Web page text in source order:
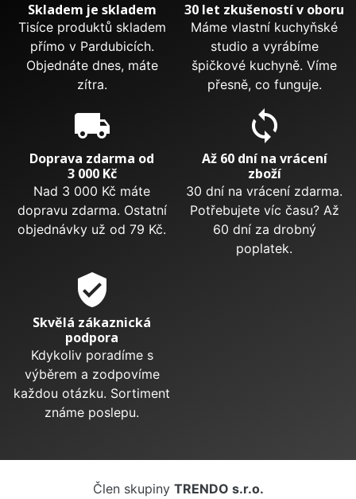
Skladem je skladem
Tisíce produktů skladem
přímo v Pardubicích.
Objednáte dnes, máte
zítra.
30 let zkušeností v oboru
Máme vlastní kuchyňské
studio a vyrábíme
špičkové kuchyně. Víme
přesně, co funguje.
local_shipping
Doprava zdarma od
3 000 Kč
Nad 3 000 Kč máte
dopravu zdarma. Ostatní
objednávky už od 79 Kč.
sync
Až 60 dní na vrácení
zboží
30 dní na vrácení zdarma.
Potřebujete víc času? Až
60 dní za drobný
poplatek.
verified_user
Skvělá zákaznická
podpora
Kdykoliv poradíme s
výběrem a zodpovíme
každou otázku. Sortiment
známe poslepu.
Člen skupiny TRENDO s.r.o.